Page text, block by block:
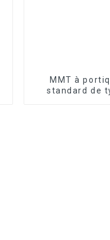
MMT à
standard de